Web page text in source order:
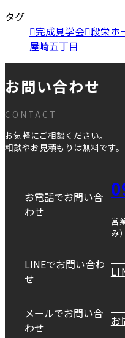
タグ
完成見学会 段栄ホ
屋崎五丁目
お問い合わせ
CONTACT
お気軽にご相談ください。
相談やお見積もりは無料です。
お電話でお問い合
わせ
営
み）
LINEでお問い合わ
せ
メールでお問い合
わせ
お